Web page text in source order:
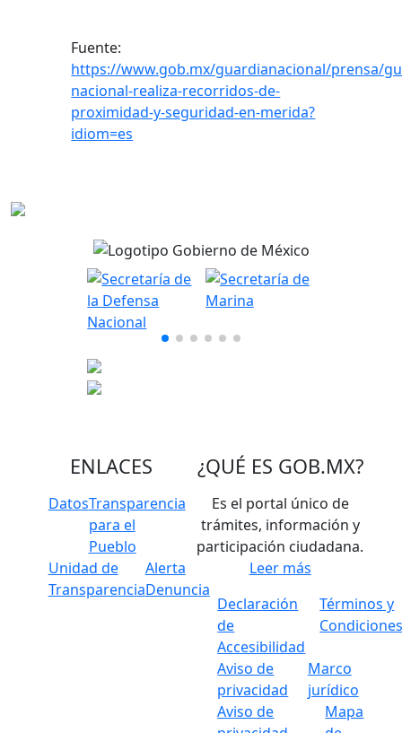
Fuente:
https://www.gob.mx/guardianacional/prensa/
nacional-realiza-recorridos-de-
proximidad-y-seguridad-en-merida?
idiom=es
ENLACES
DatosTransparencia
para el
Pueblo
Unidad de
Transparencia
Alerta
Denuncia
¿QUÉ ES GOB.MX?
Es el portal único de
trámites, información y
participación ciudadana.
Leer más
Declaración
de
Accesibilidad
Términos y
Aviso de
privacidad
Marco
jurídico
Aviso de
Mapa